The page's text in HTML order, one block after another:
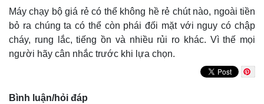
Máy chạy bộ giá rẻ có thể không hề rẻ chút nào, ngoài tiền
bỏ ra chúng ta có thể còn phái đối mặt với nguy có chập
cháy, rung lắc, tiếng ồn và nhiều rủi ro khác. Vì thế mọi
người hãy cân nhắc trước khi lựa chọn.
Bình luận/hỏi đáp